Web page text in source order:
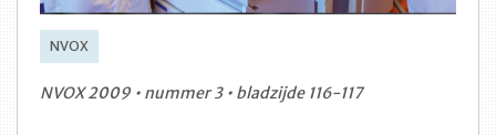
NVOX
NVOX 2009 • nummer 3 • bladzijde 116-117